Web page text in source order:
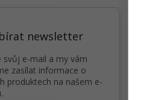
newsletter
svůj e-mail a my vám
zasílat informace o
produktech na našem e-